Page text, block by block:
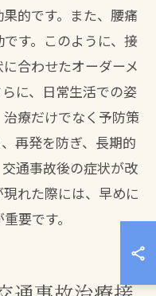
的です。また、腰痛
す。このように、接
合わせたオーダーメ
に、日常生活での姿
療だけでなく予防策
再発を防ぎ、長期的
通事故後の症状が改
れた際には、早めに
要です。